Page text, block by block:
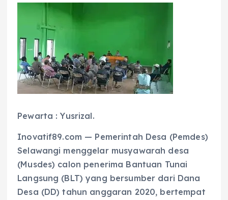
Pewarta : Yusrizal.
Inovatif89.com — Pemerintah Desa (Pemdes)
Selawangi menggelar musyawarah desa
(Musdes) calon penerima Bantuan Tunai
Langsung (BLT) yang bersumber dari Dana
Desa (DD) tahun anggaran 2020, bertempat